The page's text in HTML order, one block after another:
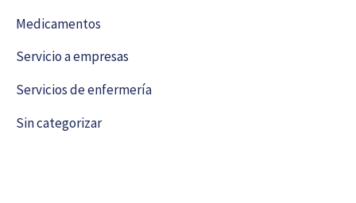
Medicamentos
Servicio a empresas
Servicios de enfermería
Sin categorizar